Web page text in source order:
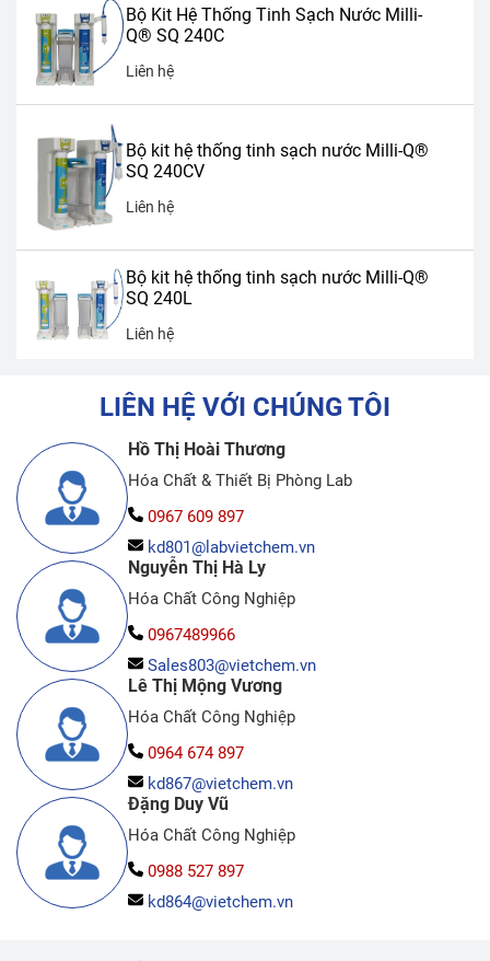
Bộ Kit Hệ Thống Tinh Sạch Nước Milli-
Q® SQ 240C
Liên hệ
Bộ kit hệ thống tinh sạch nước Milli-Q®
SQ 240CV
Liên hệ
Bộ kit hệ thống tinh sạch nước Milli-Q®
SQ 240L
Liên hệ
LIÊN HỆ VỚI CHÚNG TÔI
Hồ Thị Hoài Thương
Hóa Chất & Thiết Bị Phòng Lab
0967 609 897
kd801@labvietchem.vn
Nguyễn Thị Hà Ly
Hóa Chất Công Nghiệp
0967489966
Sales803@vietchem.vn
Lê Thị Mộng Vương
Hóa Chất Công Nghiệp
0964 674 897
kd867@vietchem.vn
Đặng Duy Vũ
Hóa Chất Công Nghiệp
0988 527 897
kd864@vietchem.vn